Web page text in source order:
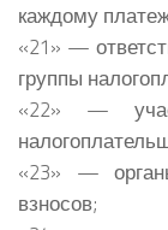
каждому
«21» —
группы
«22» —
«23» —
взносов;